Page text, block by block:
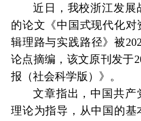
近日，我校浙江发展
的论文《中国式现代化
辑理路与实践路径》被
论点摘编，该文原刊发于
报（社会科学版）》。
文章指出，中国共产
理论为指导，从中国的